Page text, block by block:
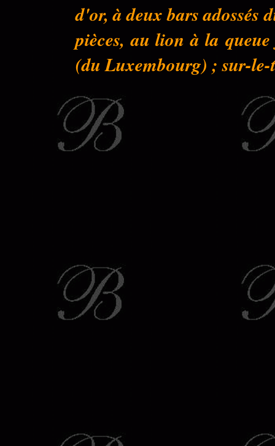
d'or, à deux bars adossés
pièces, au lion à la
(du Luxembourg) ; sur-le-